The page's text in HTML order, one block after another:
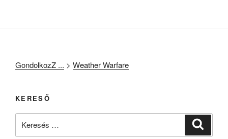
GondolkozZ ... > Weather Warfare
KERESŐ